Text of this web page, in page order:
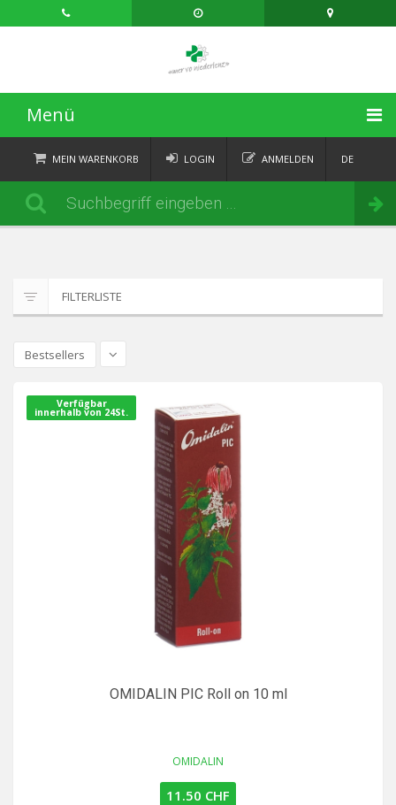
Menü
STARTSEITE
KATEGORIEN
KONTAKT
MEIN WARENKORB
Bestellen
LOGIN ANMELDEN DE
FILTERLISTE
Bestsellers
Verfügbar
innerhalb von 24St.
OMIDALIN PIC Roll on 10 ml
OMIDALIN
11.50 CHF